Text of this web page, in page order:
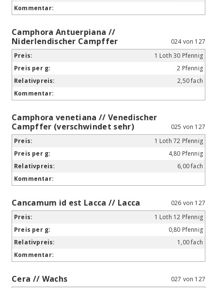
Camphora Antuerpiana //
Niderlendischer Campffer
024 von 127
1 Loth 30 Pfennig
2 Pfennig
2,50 fach
Camphora venetiana // Venedischer
Campffer (verschwindet sehr)
025 von 127
1 Loth 72 Pfennig
4,80 Pfennig
6,00 fach
Cancamum id est Lacca // Lacca
026 von 127
1 Loth 12 Pfennig
0,80 Pfennig
1,00 fach
Cera // Wachs
027 von 127